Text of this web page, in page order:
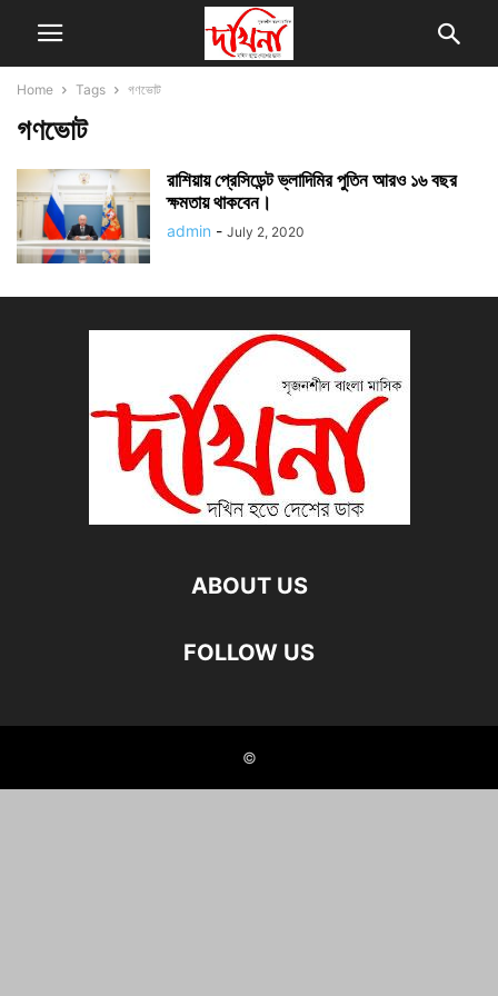
Home Tags গণভোট
গণভোট
রাশিয়ায় প্রেসিডেন্ট ভ্লাদিমির পুতিন আরও ১৬ বছর
ক্ষমতায় থাকবেন।
admin - July 2, 2020
ABOUT US
FOLLOW US
©